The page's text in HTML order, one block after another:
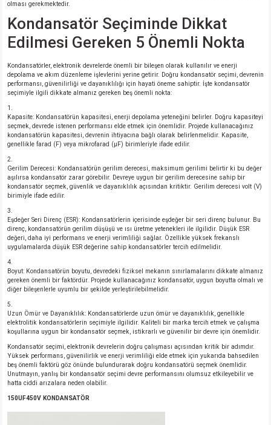
olması gerekmektedir.
Kondansatör Seçiminde Dikkat
Edilmesi Gereken 5 Önemli Nokta
Kondansatörler, elektronik devrelerde önemli bir bileşen olarak kullanılır ve enerji
depolama ve akım düzenleme işlevlerini yerine getirir. Doğru kondansatör seçimi, devrenin
performansı, güvenilirliği ve dayanıklılığı için hayati öneme sahiptir. İşte kondansatör
seçimiyle ilgili dikkate almanız gereken beş önemli nokta:
Kapasite: Kondansatörün kapasitesi, enerji depolama yeteneğini belirler. Doğru kapasiteyi
seçmek, devrede istenen performansı elde etmek için önemlidir. Projede kullanacağınız
kondansatörün kapasitesi, devrenin ihtiyacına bağlı olarak belirlenmelidir. Kapasite,
genellikle farad (F) veya mikrofarad (µF) birimleriyle ifade edilir.
Gerilim Derecesi: Kondansatörün gerilim derecesi, maksimum gerilimi belirtir ki bu değer
aşılırsa kondansatör zarar görebilir. Devreye uygun bir gerilim derecesine sahip bir
kondansatör seçmek, güvenlik ve dayanıklılık açısından kritiktir. Gerilim derecesi volt (V)
birimiyle ifade edilir.
Eşdeğer Seri Direnç (ESR): Kondansatörlerin içerisinde eşdeğer bir seri direnç bulunur. Bu
direnç, kondansatörün gerilim düşüşü ve ısı üretme yetenekleri ile ilgilidir. Düşük ESR
değeri, daha iyi performans ve enerji verimliliği sağlar. Özellikle yüksek frekanslı
uygulamalarda düşük ESR değerine sahip kondansatörler tercih edilmelidir.
Boyut: Kondansatörün boyutu, devredeki fiziksel mekanın sınırlamalarını dikkate almanız
gereken önemli bir faktördür. Projede kullanacağınız kondansatör, uygun boyutta olmalı ve
diğer bileşenlerle uyumlu bir şekilde yerleştirilebilmelidir.
Uzun Ömür ve Dayanıklılık: Kondansatörlerde uzun ömür ve dayanıklılık, genellikle
elektrolitik kondansatörlerin seçimiyle ilgilidir. Kaliteli bir marka tercih etmek ve çalışma
koşullarına uygun bir kondansatör seçmek, istikrarlı ve güvenilir bir devre için önemlidir.
Kondansatör seçimi, elektronik devrelerin doğru çalışması açısından kritik bir adımdır.
Yüksek performans, güvenilirlik ve enerji verimliliği elde etmek için yukarıda bahsedilen
beş önemli faktörü göz önünde bulundurarak doğru kondansatörü seçmek önemlidir.
Unutmayın, yanlış bir kondansatör seçimi devre performansını olumsuz etkileyebilir ve
hatta ciddi arızalara neden olabilir.
150UF450V KONDANSATÖR